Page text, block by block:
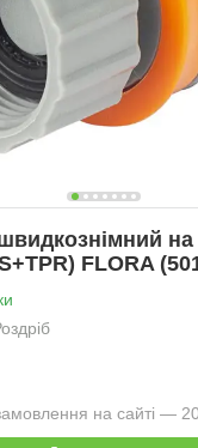
FLORA
на сайті —